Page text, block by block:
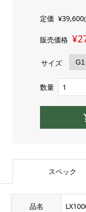
定価 ¥39,600
販売価格
サイズ
数量
スペック
品名